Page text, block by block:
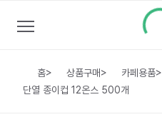
홈> 상품구매> 카페용품>
단열 종이컵 12온스 500개